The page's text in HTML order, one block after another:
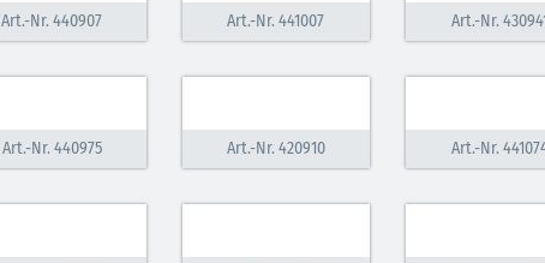
Art.-Nr. 440907 Art.-Nr. 441007 Art.-Nr.
Art.-Nr. 440975 Art.-Nr. 420910 Art.-Nr.